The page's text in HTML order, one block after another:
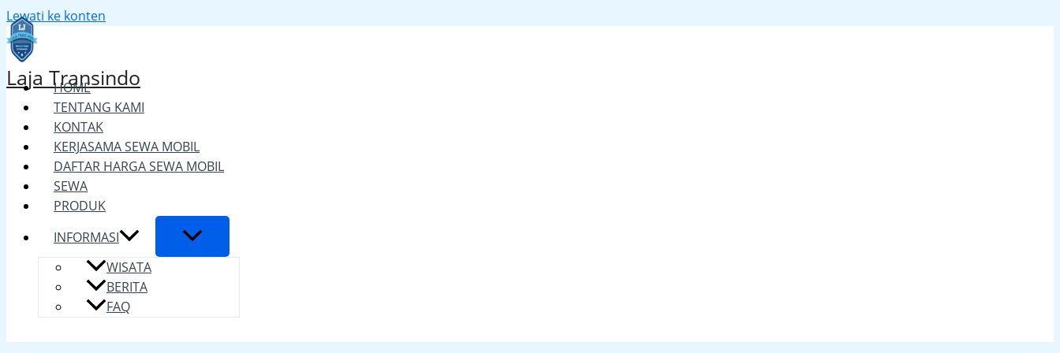
Lewati ke konten
Laja Transindo
HOME
TENTANG KAMI
KONTAK
KERJASAMA SEWA MOBIL
DAFTAR HARGA SEWA MOBIL
SEWA
PRODUK
INFORMASI
WISATA
BERITA
FAQ